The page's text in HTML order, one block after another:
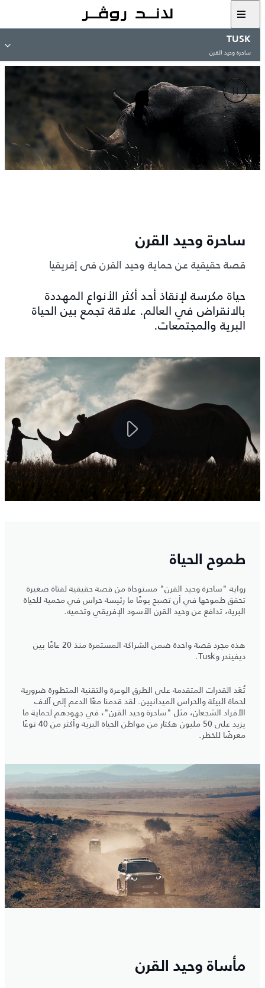
TUSK
ساحرة وحيد القرن
ساحرة وحيد القرن
قصة حقيقية عن حماية وحيد القرن في إفريقيا
حياة مكرسة لإنقاذ أحد أكثر الأنواع المهددة
بالانقراض في العالم. علاقة تجمع بين الحياة
البرية والمجتمعات.
طموح الحياة
رواية "ساحرة وحيد القرن" مستوحاة من قصة حقيقية لفتاة صغيرة
تحقق طموحها في أن تصبح يومًا ما رئيسة حراس في محمية للحياة
البرية، تدافع عن وحيد القرن الأسود الإفريقي وتحميه.
هذه مجرد قصة واحدة ضمن الشراكة المستمرة منذ 20 عامًا بين
ديفيندر وTusk.
تُعَد القدرات المتقدمة على الطرق الوعرة والتقنية المتطورة ضرورية
لحماة البيئة والحراس الميدانيين. لقد قدمنا معًا الدعم إلى آلاف
الأفراد الشجعان، مثل "ساحرة وحيد القرن"، في جهودهم لحماية ما
يزيد على 50 مليون هكتار من مواطن الحياة البرية وأكثر من 40 نوعًا
معرضًا للخطر.
مأساة وحيد القرن